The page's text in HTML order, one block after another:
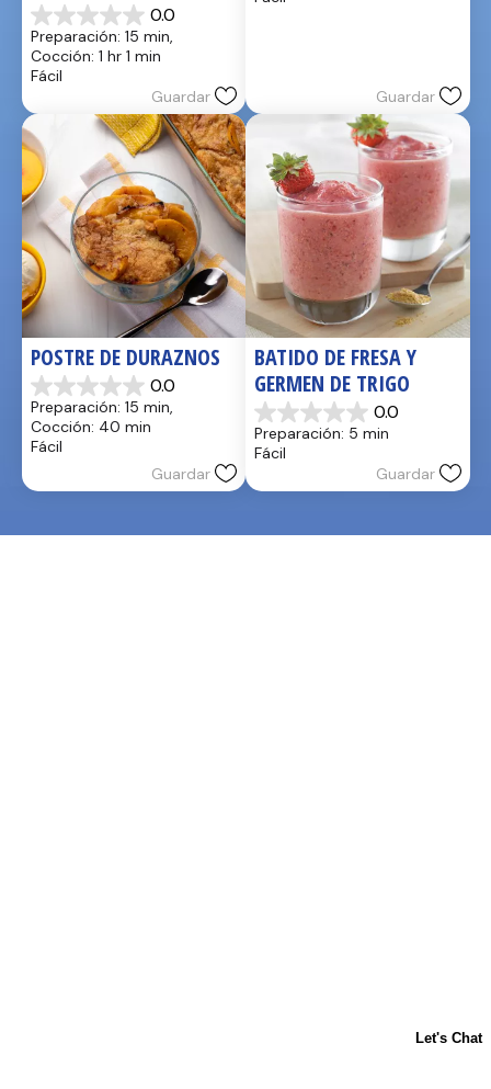
0.0
0.0
de
5
estrellas.
Preparación: 15 min,
Cocción: 1 hr 1 min
Fácil
Guardar
estrellas.
Guardar
POSTRE DE DURAZNOS
0.0
0.0
de
5
estrellas.
Preparación: 15 min,
Cocción: 40 min
Fácil
Guardar
BATIDO DE FRESA Y
GERMEN DE TRIGO
0.0
0.0
de
5
Preparación: 5 min
Fácil
Guardar